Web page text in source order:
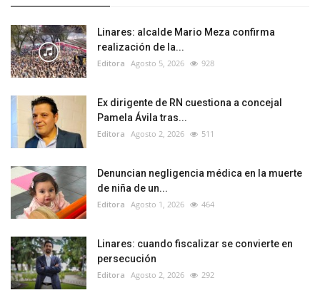
Linares: alcalde Mario Meza confirma
realización de la...
Editora Agosto 5, 2026 928
Ex dirigente de RN cuestiona a concejal
Pamela Ávila tras...
Editora Agosto 2, 2026 511
Denuncian negligencia médica en la muerte
de niña de un...
Editora Agosto 1, 2026 464
Linares: cuando fiscalizar se convierte en
persecución
Editora Agosto 2, 2026 292